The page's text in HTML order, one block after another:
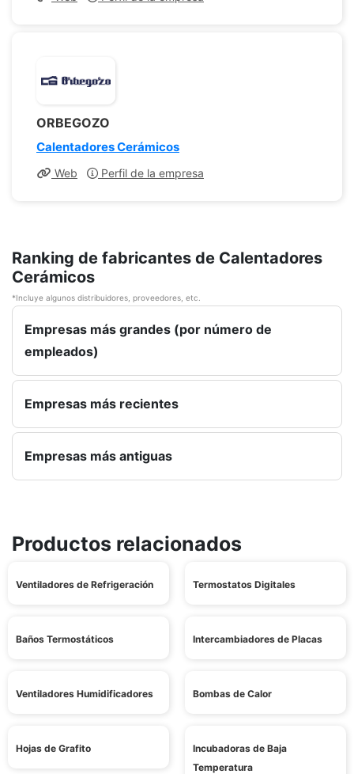
ORBEGOZO
Calentadores Cerámicos
Web Perfil de la empresa
Ranking de fabricantes de Calentadores
Cerámicos
*Incluye algunos distribuidores, proveedores, etc.
Empresas más grandes (por número de
empleados)
Empresas más recientes
Empresas más antiguas
Productos relacionados
Ventiladores de Refrigeración Termostatos Digitales
Baños Termostáticos Intercambiadores de Placas
Ventiladores Humidificadores Bombas de Calor
Hojas de Grafito
Incubadoras de Baja
Temperatura